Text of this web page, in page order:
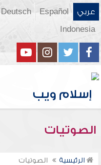
عربي Español
Deutsch
Indonesia
الصوتيات
الرئيسية الصوتيات